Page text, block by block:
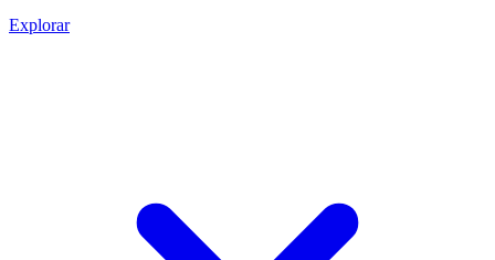
Explorar